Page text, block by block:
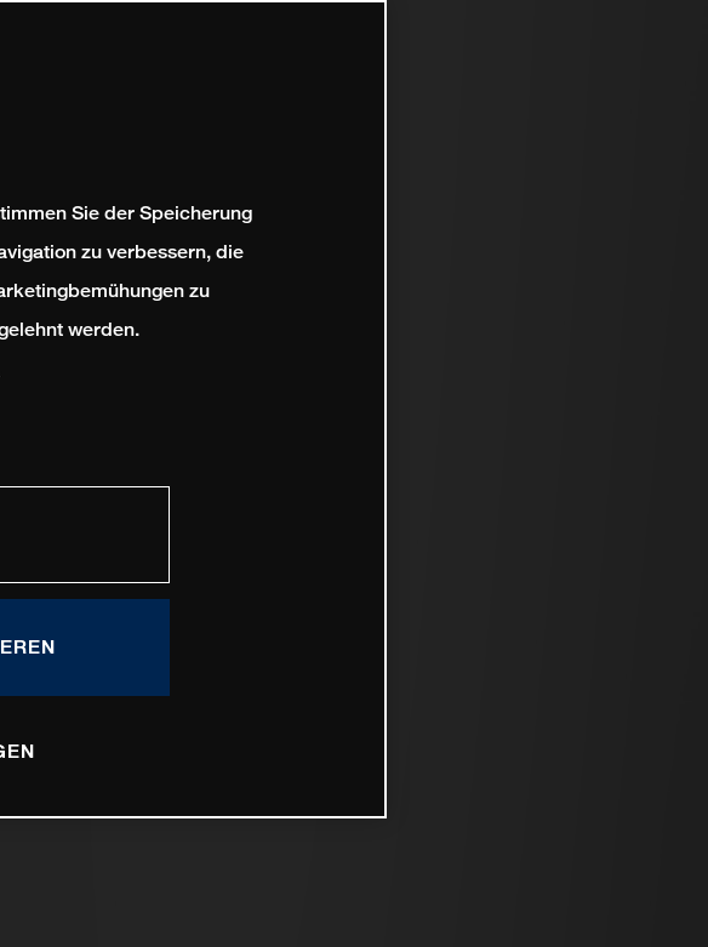
Sie der Speicherung
zu verbessern, die
zu
werden.